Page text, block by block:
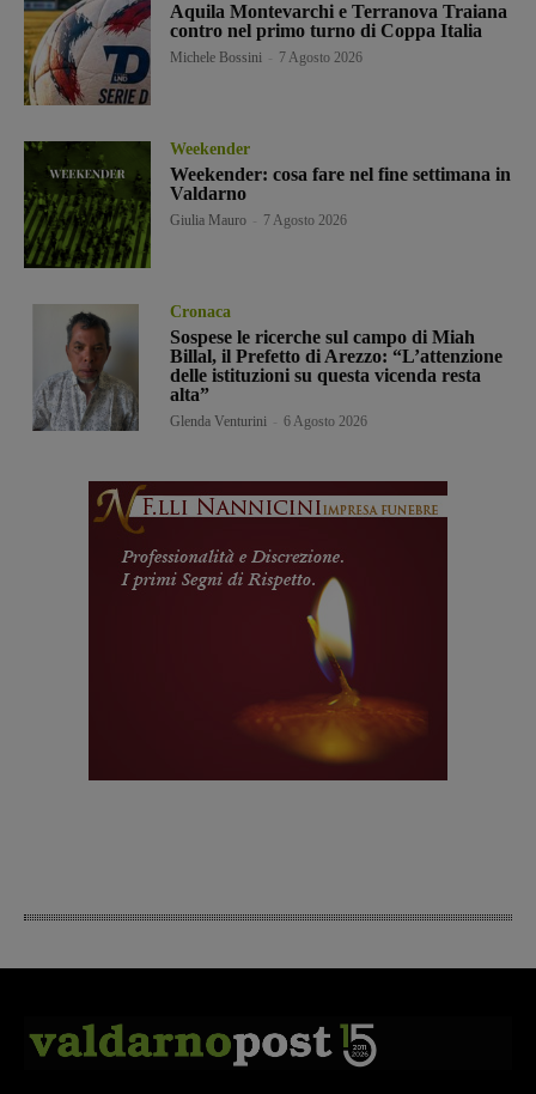
Aquila Montevarchi e Terranova Traiana
contro nel primo turno di Coppa Italia
Michele Bossini 7 Agosto 2026
Weekender
Weekender: cosa fare nel fine settimana in
Valdarno
Giulia Mauro 7 Agosto 2026
Cronaca
Sospese le ricerche sul campo di Miah
Billal, il Prefetto di Arezzo: “L’attenzione
delle istituzioni su questa vicenda resta
alta”
Glenda Venturini 6 Agosto 2026